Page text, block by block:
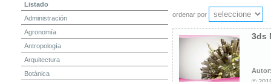
Listado
Administración
Agronomía
Antropología
Arquitectura
Botánica
ordenar por
3ds